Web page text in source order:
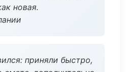
новая.
приняли быстро,